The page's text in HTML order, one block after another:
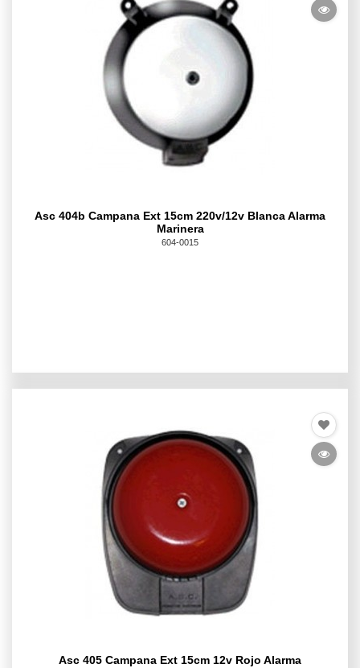
Asc 404b Campana Ext 15cm 220v/12v Blanca Alarma
Marinera
604-0015
Asc 405 Campana Ext 15cm 12v Rojo Alarma